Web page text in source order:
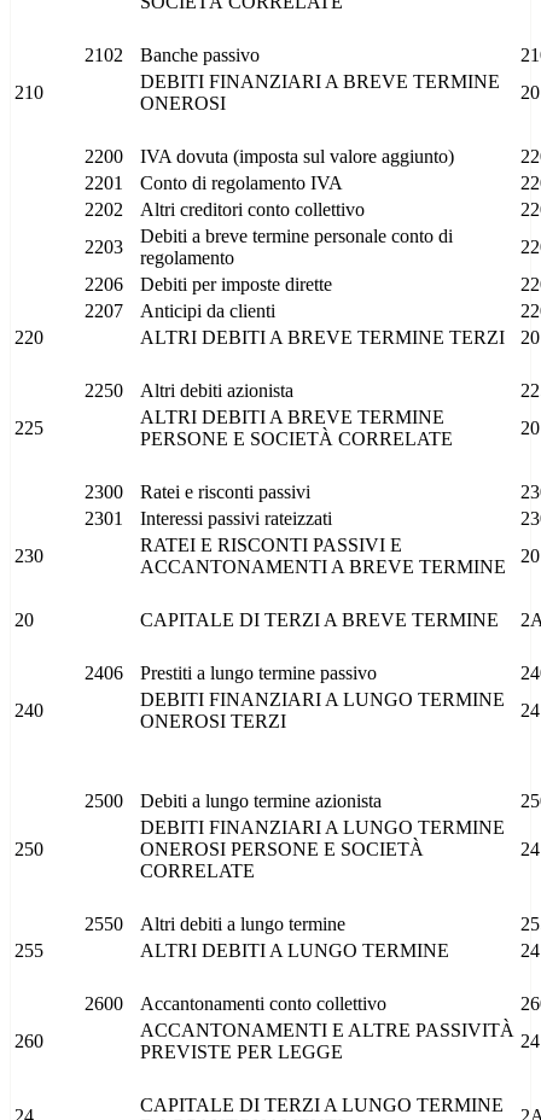
2102 Banche passivo
210
DEBITI FINANZIARI A BREVE TERMINE
ONEROSI
20
2200 IVA dovuta (imposta sul valore aggiunto)
2201
Conto di regolamento IVA
2202
Altri creditori conto collettivo
2203
Debiti a breve termine personale conto di
regolamento
2206
Debiti per imposte dirette
2207
Anticipi da clienti
220
ALTRI DEBITI A BREVE TERMINE TERZI 20
2250 Altri debiti azionista
225
ALTRI DEBITI A BREVE TERMINE
PERSONE E SOCIETÀ CORRELATE
20
2300 Ratei e risconti passivi
2301
Interessi passivi rateizzati
230
RATEI E RISCONTI PASSIVI E
ACCANTONAMENTI A BREVE TERMINE
20
20 CAPITALE DI TERZI A BREVE TERMINE
2406 Prestiti a lungo termine passivo
240
DEBITI FINANZIARI A LUNGO TERMINE
ONEROSI TERZI
24
2500 Debiti a lungo termine azionista
250
DEBITI FINANZIARI A LUNGO TERMINE
ONEROSI PERSONE E SOCIETÀ
CORRELATE
24
2550 Altri debiti a lungo termine
255
ALTRI DEBITI A LUNGO TERMINE 24
2600 Accantonamenti conto collettivo
260
ACCANTONAMENTI E ALTRE PASSIVITÀ
PREVISTE PER LEGGE
24
24
CAPITALE DI TERZI A LUNGO TERMINE